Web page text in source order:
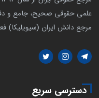
علمی حقوقی صحیح، جامع و
مرجع دانش ایران (سیویلیکا)
دسترسی سریع